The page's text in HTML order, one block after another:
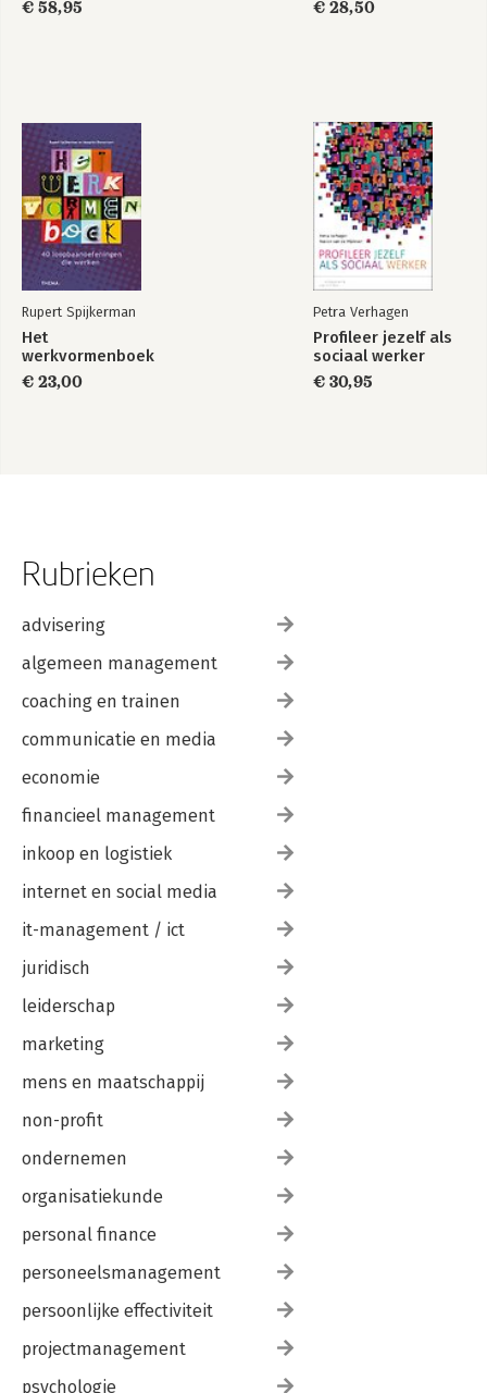
€ 58,95
€ 28,50
Rupert Spijkerman
Het
werkvormenboek
€ 23,00
Petra Verhagen
Profileer jezelf als
sociaal werker
€ 30,95
Rubrieken
advisering
algemeen management
coaching en trainen
communicatie en media
economie
financieel management
inkoop en logistiek
internet en social media
it-management / ict
juridisch
leiderschap
marketing
mens en maatschappij
non-profit
ondernemen
organisatiekunde
personal finance
personeelsmanagement
persoonlijke effectiviteit
projectmanagement
psychologie